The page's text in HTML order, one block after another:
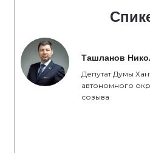
Ташланов
Депутат Думы
автономного
созыва